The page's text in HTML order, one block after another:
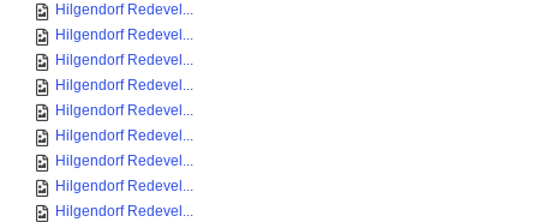
Hilgendorf Redevel...
Hilgendorf Redevel...
Hilgendorf Redevel...
Hilgendorf Redevel...
Hilgendorf Redevel...
Hilgendorf Redevel...
Hilgendorf Redevel...
Hilgendorf Redevel...
Hilgendorf Redevel...